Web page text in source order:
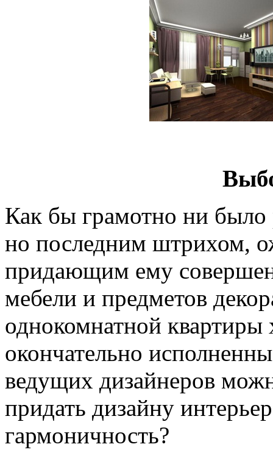
Как бы грамотно ни было
но последним штрихом,
придающим ему
мебели и предметов
однокомнатной
окончательно
ведущих дизайнеров
придать дизайну
гармоничность?